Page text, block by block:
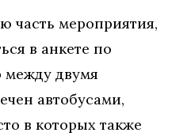
часть мероприятия,
в анкете по
между двумя
автобусами,
в которых также